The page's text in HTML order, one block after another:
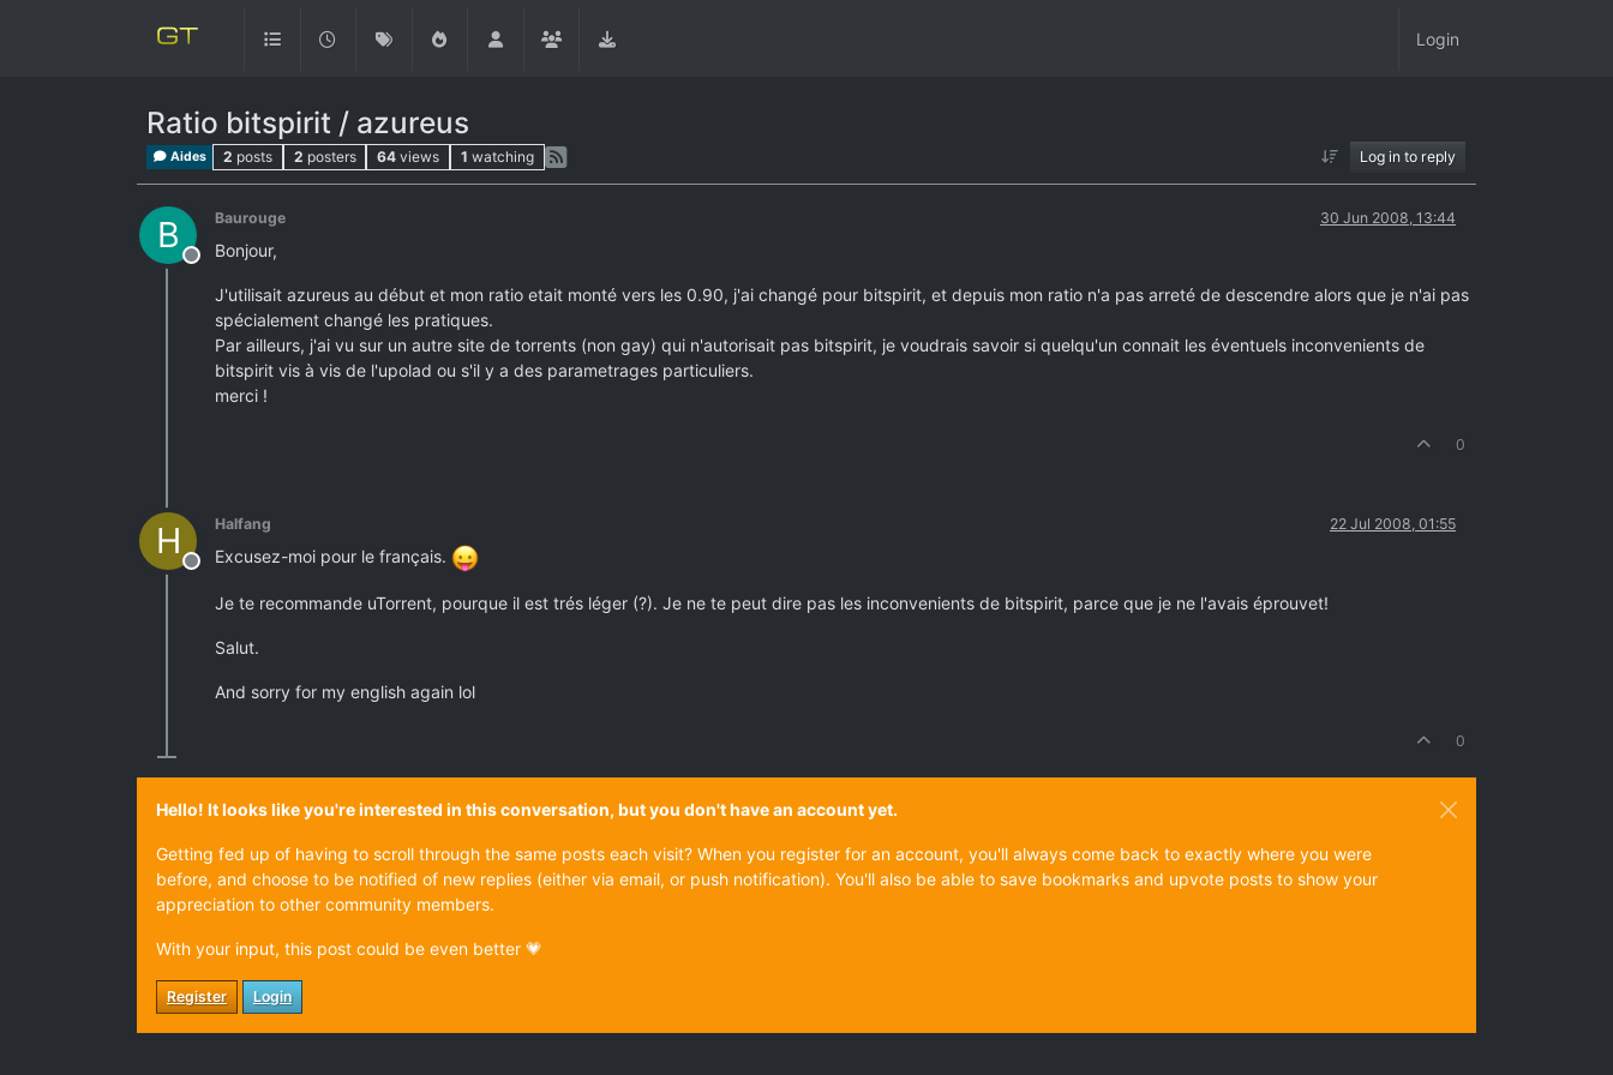
Login
Ratio bitspirit / azureus
Aides 2 posts 2 posters 64 views 1 watching Log in to reply
B
Offline
Baurouge 30 Jun 2008, 13:44
Bonjour,
J'utilisait azureus au début et mon ratio etait monté vers les 0.90, j'ai changé pour bitspirit, et depuis mon ratio n'a pas arreté de descendre alors que je n'ai pas
spécialement changé les pratiques.
Par ailleurs, j'ai vu sur un autre site de torrents (non gay) qui n'autorisait pas bitspirit, je voudrais savoir si quelqu'un connait les éventuels inconvenients de
bitspirit vis à vis de l'upolad ou s'il y a des parametrages particuliers.
merci !
0
H
Offline
Halfang 22 Jul 2008, 01:55
Excusez-moi pour le français.
Je te recommande uTorrent, pourque il est trés léger (?). Je ne te peut dire pas les inconvenients de bitspirit, parce que je ne l'avais éprouvet!
Salut.
And sorry for my english again lol
0
Hello! It looks like you're interested in this conversation, but you don't have an account yet.
Getting fed up of having to scroll through the same posts each visit? When you register for an account, you'll always come back to exactly where you were
before, and choose to be notified of new replies (either via email, or push notification). You'll also be able to save bookmarks and upvote posts to show your
appreciation to other community members.
With your input, this post could be even better 💗
Register Login